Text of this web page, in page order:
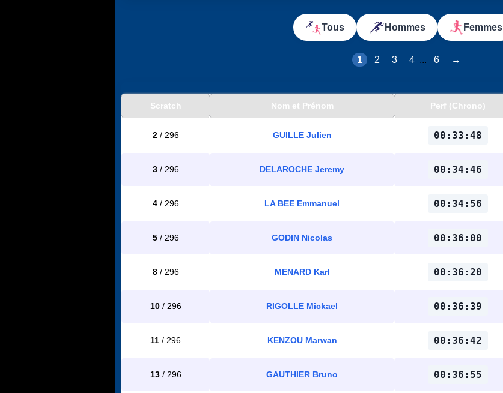
Tous Hommes Femmes
1 2 3 4 ... 6 →
Scratch Nom et Prénom Perf (Chrono)
2/ 296 GUILLE Julien 00:33:48
3/ 296 DELAROCHE Jeremy 00:34:46
4/ 296 LA BEE Emmanuel 00:34:56
5/ 296 GODIN Nicolas 00:36:00
8/ 296 MENARD Karl 00:36:20
10/ 296 RIGOLLE Mickael 00:36:39
11 / 296 KENZOU Marwan 00:36:42
13/ 296 GAUTHIER Bruno 00:36:55